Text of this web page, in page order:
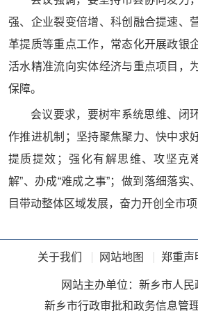
强、企业裂变倍增、科创融合提速、
革提质等重点工作，常态化开展政银
活水精准流向实体经济与重点项目，
保障。
会议要求，要树牢系统思维、闭
作推进机制；坚持聚焦聚力、快中求
提质提效；强化有解思维、攻坚克
解”、办成“难成之事”；做到落细落实
目带动整体区域发展，奋力开创全市
关于我们 网站地图 郑重声
网站主办单位：新乡市人民
新乡市行政审批和政务信息管